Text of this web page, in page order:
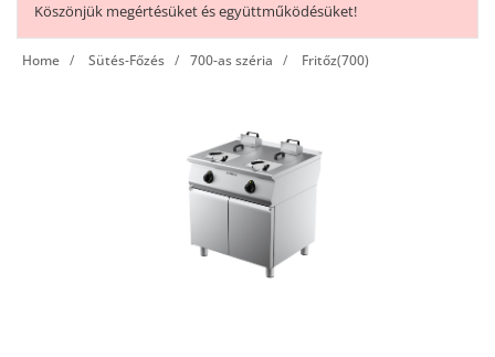
Köszönjük megértésüket és együttműködésüket!
Home Sütés-Főzés 700-as széria Fritőz(700)